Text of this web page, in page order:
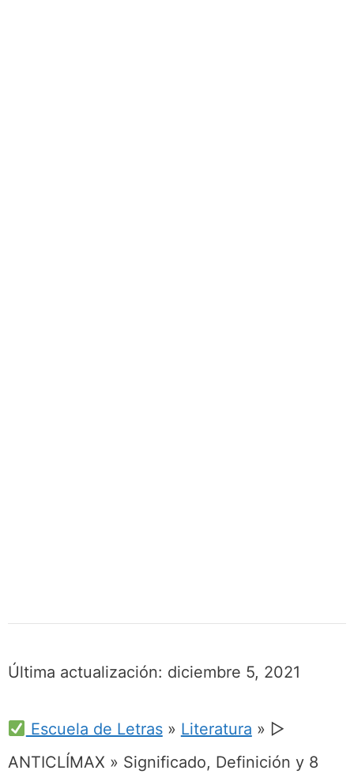
Última actualización: diciembre 5, 2021
Escuela de Letras» Literatura » ▷
ANTICLÍMAX » Significado, Definición y 8